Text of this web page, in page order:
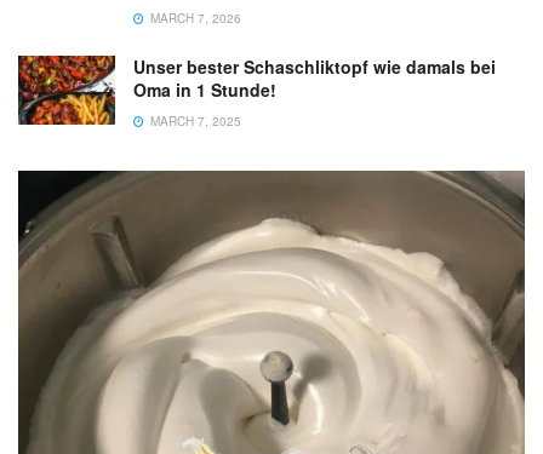
MARCH 7, 2026
Unser bester Schaschliktopf wie damals bei
Oma in 1 Stunde!
MARCH 7, 2025